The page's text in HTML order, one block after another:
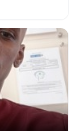
ciudades 🕰️
o por horas 💬
como si